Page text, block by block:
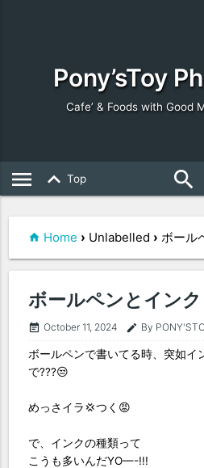
Pony’sToy
Cafe’ & Foods with Good
menu keyboard_arrow_up Top search
Home › Unlabelled › ボール
ボールペンとインク
event_note October 11, 2024 edit By
ボールペンで書いてる時、突如イ
で???😒
めっさイラ💢つく😡
で、インクの種類って
こうも多いんだYO—-!!!